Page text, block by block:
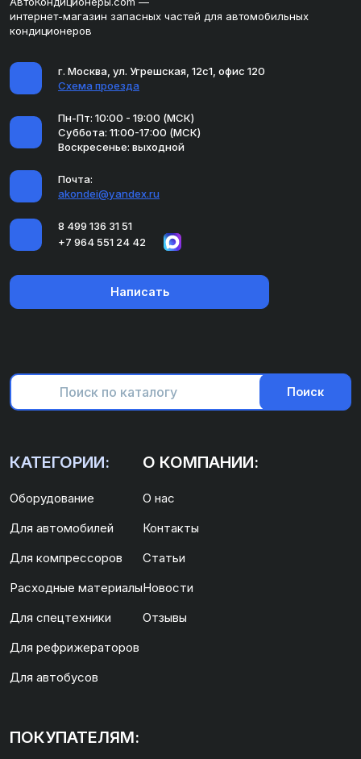
интернет-магазин запасных частей для автомобильных
кондиционеров
г. Москва, ул. Угрешская, 12с1, офис 120
Схема проезда
Пн-Пт: 10:00 - 19:00 (МСК)
Суббота: 11:00-17:00 (МСК)
Воскресенье: выходной
Почта:
akondei@yandex.ru
8 499 136 31 51
+7 964 551 24 42
Написать
Поиск
КАТЕГОРИИ:
Оборудование
Для автомобилей
Для компрессоров
Расходные материалы
Для спецтехники
Для рефрижераторов
Для автобусов
О КОМПАНИИ:
О нас
Контакты
Статьи
Новости
Отзывы
ПОКУПАТЕЛЯМ: